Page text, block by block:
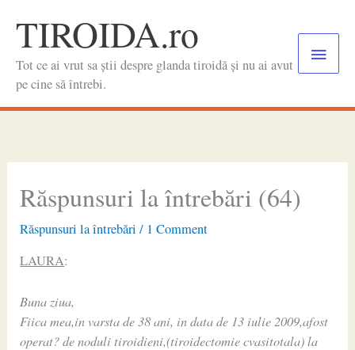
contentTIROIDA.ro
Tot ce ai vrut sa știi despre glanda tiroidă și nu ai avut
pe cine să întrebi.
Main
Răspunsuri la întrebări (64)
Răspunsuri la întrebări / 1 Comment
LAURA:
Buna ziua,
Fiica mea,in varsta de 38 ani, in data de 13 iulie 2009,afost
operat? de noduli tiroidieni,(tiroidectomie cvasitotala) la